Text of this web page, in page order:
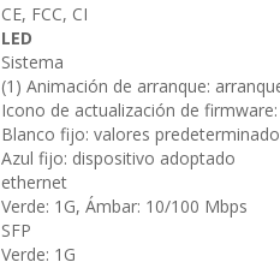
CE, FCC, CI
LED
Sistema
(1) Animación de arranque:
Icono de actualización de
Blanco fijo: valores
Azul fijo: dispositivo adoptado
ethernet
Verde: 1G, Ámbar: 10/100 Mbps
SFP
Verde: 1G